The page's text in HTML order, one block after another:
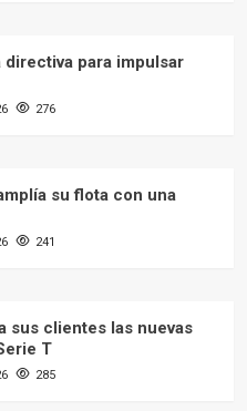
para impulsar
276
su flota con una
241
sus clientes las nuevas
T
285